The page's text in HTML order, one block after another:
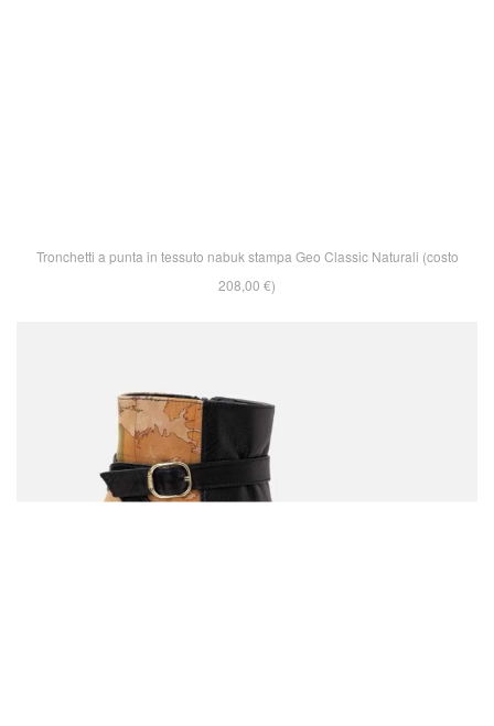
Tronchetti a punta in tessuto nabuk stampa Geo Classic Naturali (costo
208,00 €)